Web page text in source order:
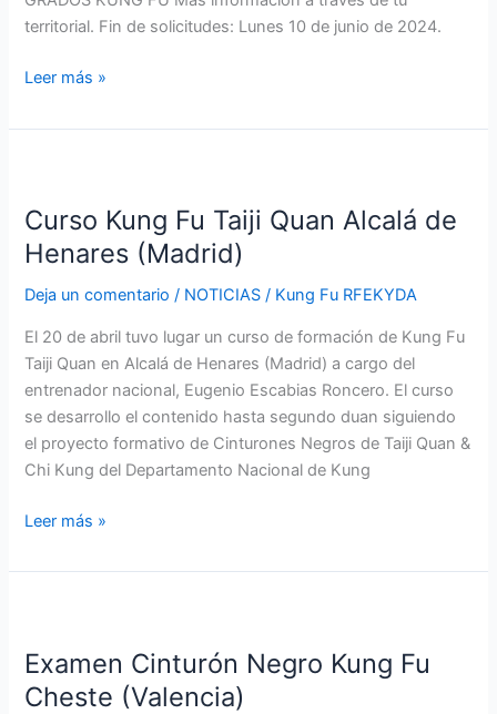
territorial. Fin de solicitudes: Lunes 10 de junio de 2024.
Leer más »
Curso Kung Fu Taiji Quan Alcalá de
Henares (Madrid)
Deja un comentario / NOTICIAS / Kung Fu RFEKYDA
El 20 de abril tuvo lugar un curso de formación de Kung Fu
Taiji Quan en Alcalá de Henares (Madrid) a cargo del
entrenador nacional, Eugenio Escabias Roncero. El curso
se desarrollo el contenido hasta segundo duan siguiendo
el proyecto formativo de Cinturones Negros de Taiji Quan &
Chi Kung del Departamento Nacional de Kung
Fu
Taiji
Alcalá
(Madrid)
Leer más »
Examen Cinturón Negro Kung Fu
Cheste (Valencia)
Negro
Kung